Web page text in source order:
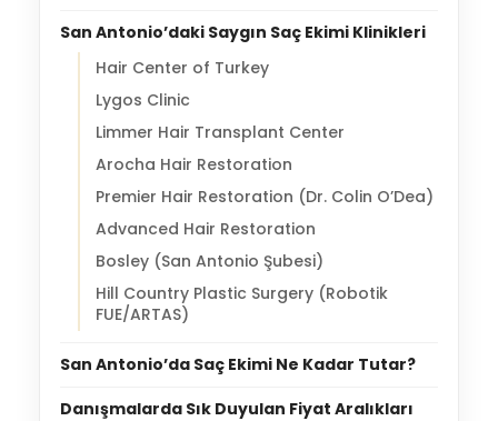
San Antonio’daki Saygın Saç Ekimi Klinikleri
Hair Center of Turkey
Lygos Clinic
Limmer Hair Transplant Center
Arocha Hair Restoration
Premier Hair Restoration (Dr. Colin O’Dea)
Advanced Hair Restoration
Bosley (San Antonio Şubesi)
Hill Country Plastic Surgery (Robotik
FUE/ARTAS)
San Antonio’da Saç Ekimi Ne Kadar Tutar?
Danışmalarda Sık Duyulan Fiyat Aralıkları